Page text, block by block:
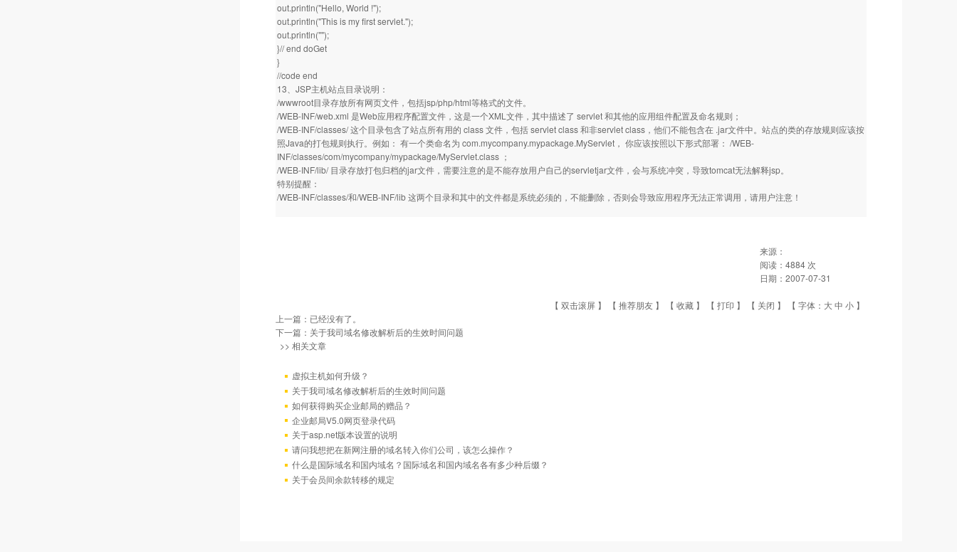
out.println("Hello, World !");
out.println("This is my first servlet.");
out.println("");
}// end doGet
}
//code end
13、JSP主机站点目录说明：
/wwwroot目录存放所有网页文件，包括jsp/php/html等格式的文件。
/WEB-INF/web.xml 是Web应用程序配置文件，这是一个XML文件，其中描述了 servlet 和其他的应用组件配置及命名规则；
/WEB-INF/classes/ 这个目录包含了站点所有用的 class 文件，包括 servlet class 和非servlet class，他们不能包含在 .jar文件中。站点的类的存放规则应该按
照Java的打包规则执行。例如： 有一个类命名为 com.mycompany.mypackage.MyServlet， 你应该按照以下形式部署： /WEB-
INF/classes/com/mycompany/mypackage/MyServlet.class ；
/WEB-INF/lib/ 目录存放打包归档的jar文件，需要注意的是不能存放用户自己的servletjar文件，会与系统冲突，导致tomcat无法解释jsp。
特别提醒：
/WEB-INF/classes/和/WEB-INF/lib 这两个目录和其中的文件都是系统必须的，不能删除，否则会导致应用程序无法正常调用，请用户注意！
来源：
阅读： 4884 次
日期： 2007-07-31
【 双击滚屏 】 【 推荐朋友 】 【 收藏 】 【 打印 】 【 关闭 】 【 字体： 大中 小 】
上一篇：已经没有了。
下一篇： 关于我司域名修改解析后的生效时间问题
>> 相关文章
虚拟主机如何升级？
关于我司域名修改解析后的生效时间问题
如何获得购买企业邮局的赠品？
企业邮局V5.0网页登录代码
关于asp.net版本设置的说明
请问我想把在新网注册的域名转入你们公司，该怎么操作？
什么是国际域名和国内域名？国际域名和国内域名各有多少种后缀？
关于会员间余款转移的规定